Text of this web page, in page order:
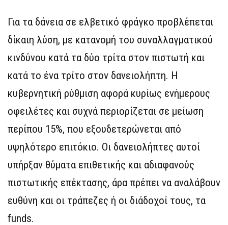
Για τα δάνεια σε ελβετικό φράγκο προβλέπεται
δίκαιη λύση, με κατανομή του συναλλαγματικού
κινδύνου κατά τα δύο τρίτα στον πιστωτή και
κατά το ένα τρίτο στον δανειολήπτη. Η
κυβερνητική ρύθμιση αφορά κυρίως ενήμερους
οφειλέτες και συχνά περιορίζεται σε μείωση
περίπου 15%, που εξουδετερώνεται από
υψηλότερο επιτόκιο. Οι δανειολήπτες αυτοί
υπήρξαν θύματα επιθετικής και αδιαφανούς
πιστωτικής επέκτασης, άρα πρέπει να αναλάβουν
ευθύνη και οι τράπεζες ή οι διάδοχοί τους, τα
funds.